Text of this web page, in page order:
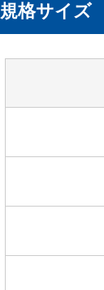
規格サイズ